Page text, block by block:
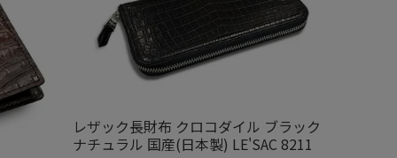
レザック長財布 クロコダイル ブラック
ナチュラル 国産(日本製) LE'SAC 8211